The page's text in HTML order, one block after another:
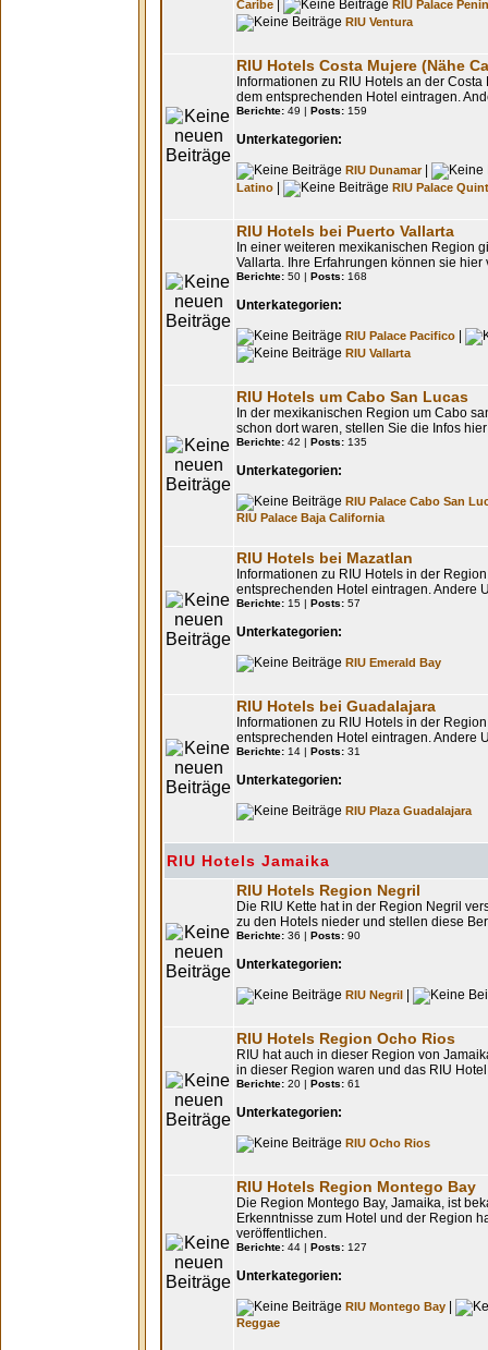
Caribe
RIU Palace
RIU Ventura
RIU Hotels Costa Mujere (Nähe
Informationen zu RIU Hotels an der
dem entsprechenden Hotel eintragen.
Berichte: 49 | Posts: 159
Unterkategorien:
RIU Dunamar|
Latino RIU Palace
RIU Hotels bei Puerto Vallarta
In einer weiteren mexikanischen Region
Vallarta. Ihre Erfahrungen können sie hier
Berichte: 50 | Posts: 168
Unterkategorien:
RIU Palace Pacifico
RIU Vallarta
RIU Hotels um Cabo San Lucas
In der mexikanischen Region um Cabo
schon dort waren, stellen Sie die Infos
Berichte: 42 | Posts: 135
Unterkategorien:
RIU Palace Cabo San
RIU Palace Baja California
RIU Hotels bei Mazatlan
Informationen zu RIU Hotels in der
entsprechenden Hotel eintragen. Andere
Berichte: 15 | Posts: 57
Unterkategorien:
RIU Emerald Bay
RIU Hotels bei Guadalajara
Informationen zu RIU Hotels in der
entsprechenden Hotel eintragen. Andere
Berichte: 14 | Posts: 31
Unterkategorien:
RIU Plaza Guadalajara
RIU Hotels Jamaika
RIU Hotels Region Negril
Die RIU Kette hat in der Region Negril
zu den Hotels nieder und stellen diese
Berichte: 36 | Posts: 90
Unterkategorien:
RIU Negril
RIU Hotels Region Ocho Rios
RIU hat auch in dieser Region von
in dieser Region waren und das RIU
Berichte: 20 | Posts: 61
Unterkategorien:
RIU Ocho Rios
RIU Hotels Region Montego Bay
Die Region Montego Bay, Jamaika, ist
Erkenntnisse zum Hotel und der Region
veröffentlichen.
Berichte: 44 | Posts: 127
Unterkategorien:
RIU Montego Bay
Reggae